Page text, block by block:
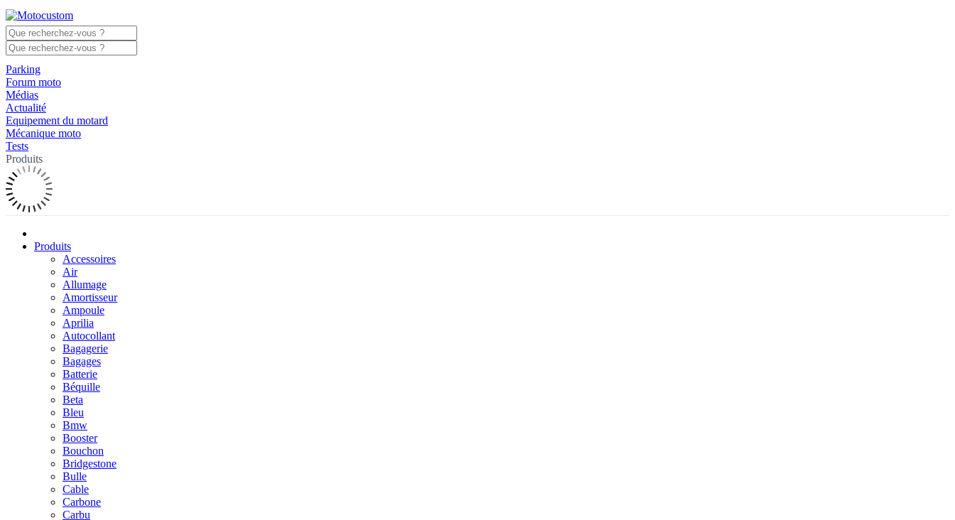
Parking
Forum moto
Médias
Actualité
Equipement du motard
Mécanique moto
Tests
Produits
Produits
Accessoires
Air
Allumage
Amortisseur
Ampoule
Aprilia
Autocollant
Bagagerie
Bagages
Batterie
Béquille
Beta
Bleu
Bmw
Booster
Bouchon
Bridgestone
Bulle
Cable
Carbone
Carbu